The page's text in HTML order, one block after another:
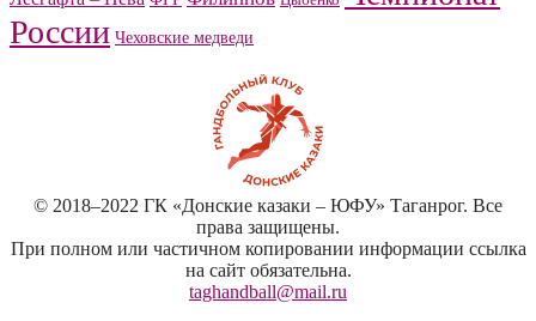
России Чеховские медведи
© 2018–2022 ГК «Донские казаки – ЮФУ» Таганрог. Все
права защищены.
При полном или частичном копировании информации ссылка
на сайт обязательна.
taghandball@mail.ru